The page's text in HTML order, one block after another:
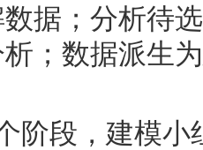
据；分析待
；数据派生
阶段，建模